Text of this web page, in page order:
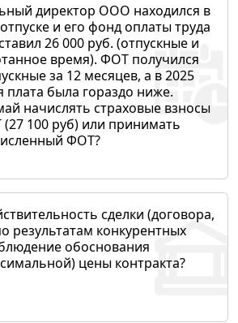
директор ООО находился в
и его фонд оплаты труда
26 000 руб. (отпускные и
время). ФОТ получился
за 12 месяцев, а в 2025
плата была гораздо ниже.
начислять страховые взносы
100 руб) или принимать
ФОТ?
сделки (договора,
результатам конкурентных
обоснования
цены контракта?